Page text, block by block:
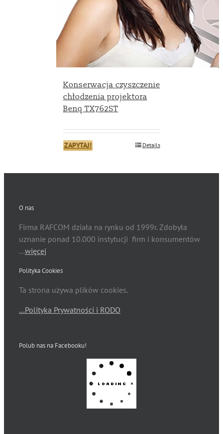
Konserwacja czyszczenie
chłodzenia projektora
Benq TX762ST
ZAPYTAJ! Details
O nas
Firma RAFCOM działa na rynku od 1999r. Zdobyła
uznanie ponad 10.000 instytucji firm i konsumentów
…więcej
Polityka Cookies
Ta strona używa plików cookies.
…Polityka Prywatności i RODO
Polub nas na Facebooku!